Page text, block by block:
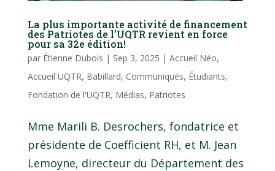
La plus importante activité de financement
des Patriotes de l’UQTR revient en force
pour sa 32e édition!
par Étienne Dubois | Sep 3, 2025 | Accueil Néo,
Accueil UQTR, Babillard, Communiqués, Étudiants,
Fondation de l'UQTR, Médias, Patriotes
Mme Marili B. Desrochers, fondatrice et
présidente de Coefficient RH, et M. Jean
Lemoyne, directeur du Département des